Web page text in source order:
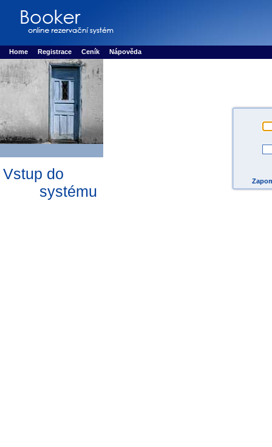
Rezervujse - Port�l pro online rezervace sportu
Home Registrace Ceník Nápověda
Vstup do
systému